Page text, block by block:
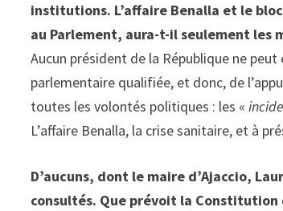
institutions. L’affaire Benalla et le
au Parlement, aura-t-il seulement les
Aucun président de la République ne
parlementaire qualifiée, et donc, de
toutes les volontés politiques : les «
L’affaire Benalla, la crise sanitaire, et à
D’aucuns, dont le maire d’Ajaccio,
consultés. Que prévoit la Constitution